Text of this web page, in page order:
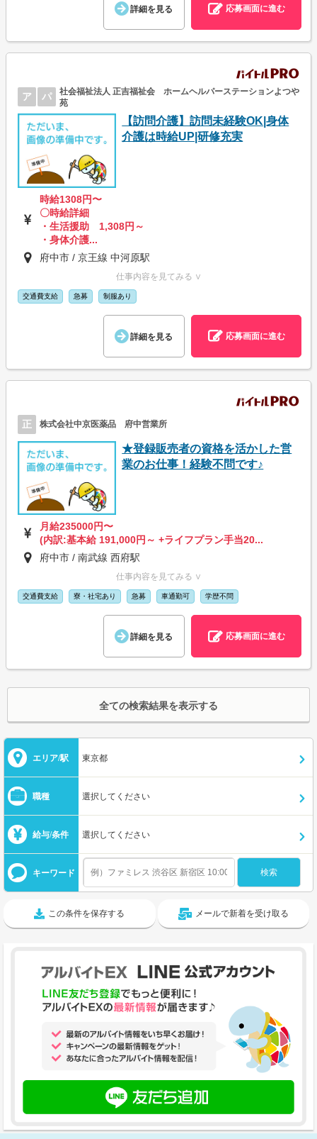
詳細を見る 応募画面に進む
ア パ
社会福祉法人 正吉福祉会 ホームヘルパーステーションよつや
苑
【訪問介護】訪問未経験OK|身体
介護は時給UP|研修充実
時給1308円〜
〇時給詳細
・生活援助 1,308円～
・身体介護...
府中市 / 京王線 中河原駅
仕事内容を見てみる ∨
交通費支給 急募 制服あり
詳細を見る 応募画面に進む
正 株式会社中京医薬品 府中営業所
★登録販売者の資格を活かした営
業のお仕事！経験不問です♪
月給235000円〜
(内訳:基本給 191,000円～ +ライフプラン手当20...
府中市 / 南武線 西府駅
仕事内容を見てみる ∨
交通費支給 寮・社宅あり 急募 車通勤可 学歴不問
詳細を見る 応募画面に進む
全ての検索結果を表示する
エリア/駅 東京都
職種 選択してください
給与/条件 選択してください
キーワード
この条件を保存する メールで新着を受け取る